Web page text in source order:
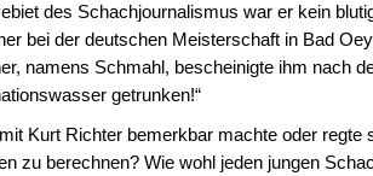
des Schachjournalismus war er kein
bei der deutschen Meisterschaft in Bad
namens Schmahl, bescheinigte ihm nach
getrunken!“
Kurt Richter bemerkbar machte oder regte
zu berechnen? Wie wohl jeden jungen